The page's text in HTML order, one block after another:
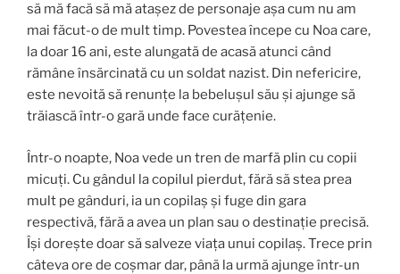
să mă facă să mă atașez de personaje așa cum nu am
mai făcut-o de mult timp. Povestea începe cu Noa care,
la doar 16 ani, este alungată de acasă atunci când
rămâne însărcinată cu un soldat nazist. Din nefericire,
este nevoită să renunțe la bebelușul său și ajunge să
trăiască într-o gară unde face curățenie.
Într-o noapte, Noa vede un tren de marfă plin cu copii
micuți. Cu gândul la copilul pierdut, fără să stea prea
mult pe gânduri, ia un copilaș și fuge din gara
respectivă, fără a avea un plan sau o destinație precisă.
Își dorește doar să salveze viața unui copilaș. Trece prin
câteva ore de coșmar dar, până la urmă ajunge într-un